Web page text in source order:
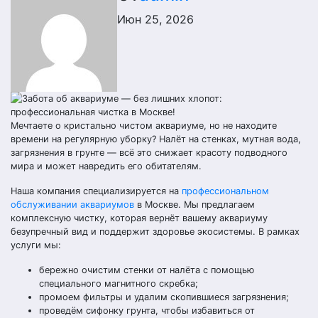
Июн 25, 2026
Мечтаете о кристально чистом аквариуме, но не находите
времени на регулярную уборку? Налёт на стенках, мутная вода,
загрязнения в грунте — всё это снижает красоту подводного
мира и может навредить его обитателям.
Наша компания специализируется на профессиональном
обслуживании аквариумов в Москве. Мы предлагаем
комплексную чистку, которая вернёт вашему аквариуму
безупречный вид и поддержит здоровье экосистемы. В рамках
услуги мы:
бережно очистим стенки от налёта с помощью
специального магнитного скребка;
промоем фильтры и удалим скопившиеся загрязнения;
проведём сифонку грунта, чтобы избавиться от